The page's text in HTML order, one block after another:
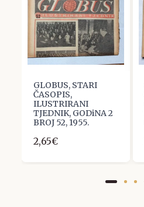
GLOBUS, STARI
ČASOPIS,
ILUSTRIRANI
TJEDNIK, GODiNA 2
BROJ 52, 1955.
2,65€